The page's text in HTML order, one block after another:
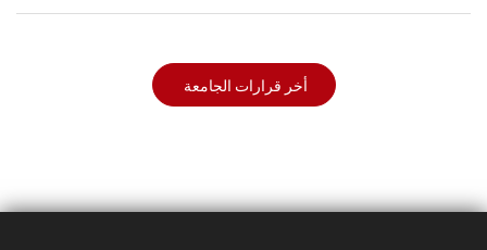
أخر قرارات الجامعة